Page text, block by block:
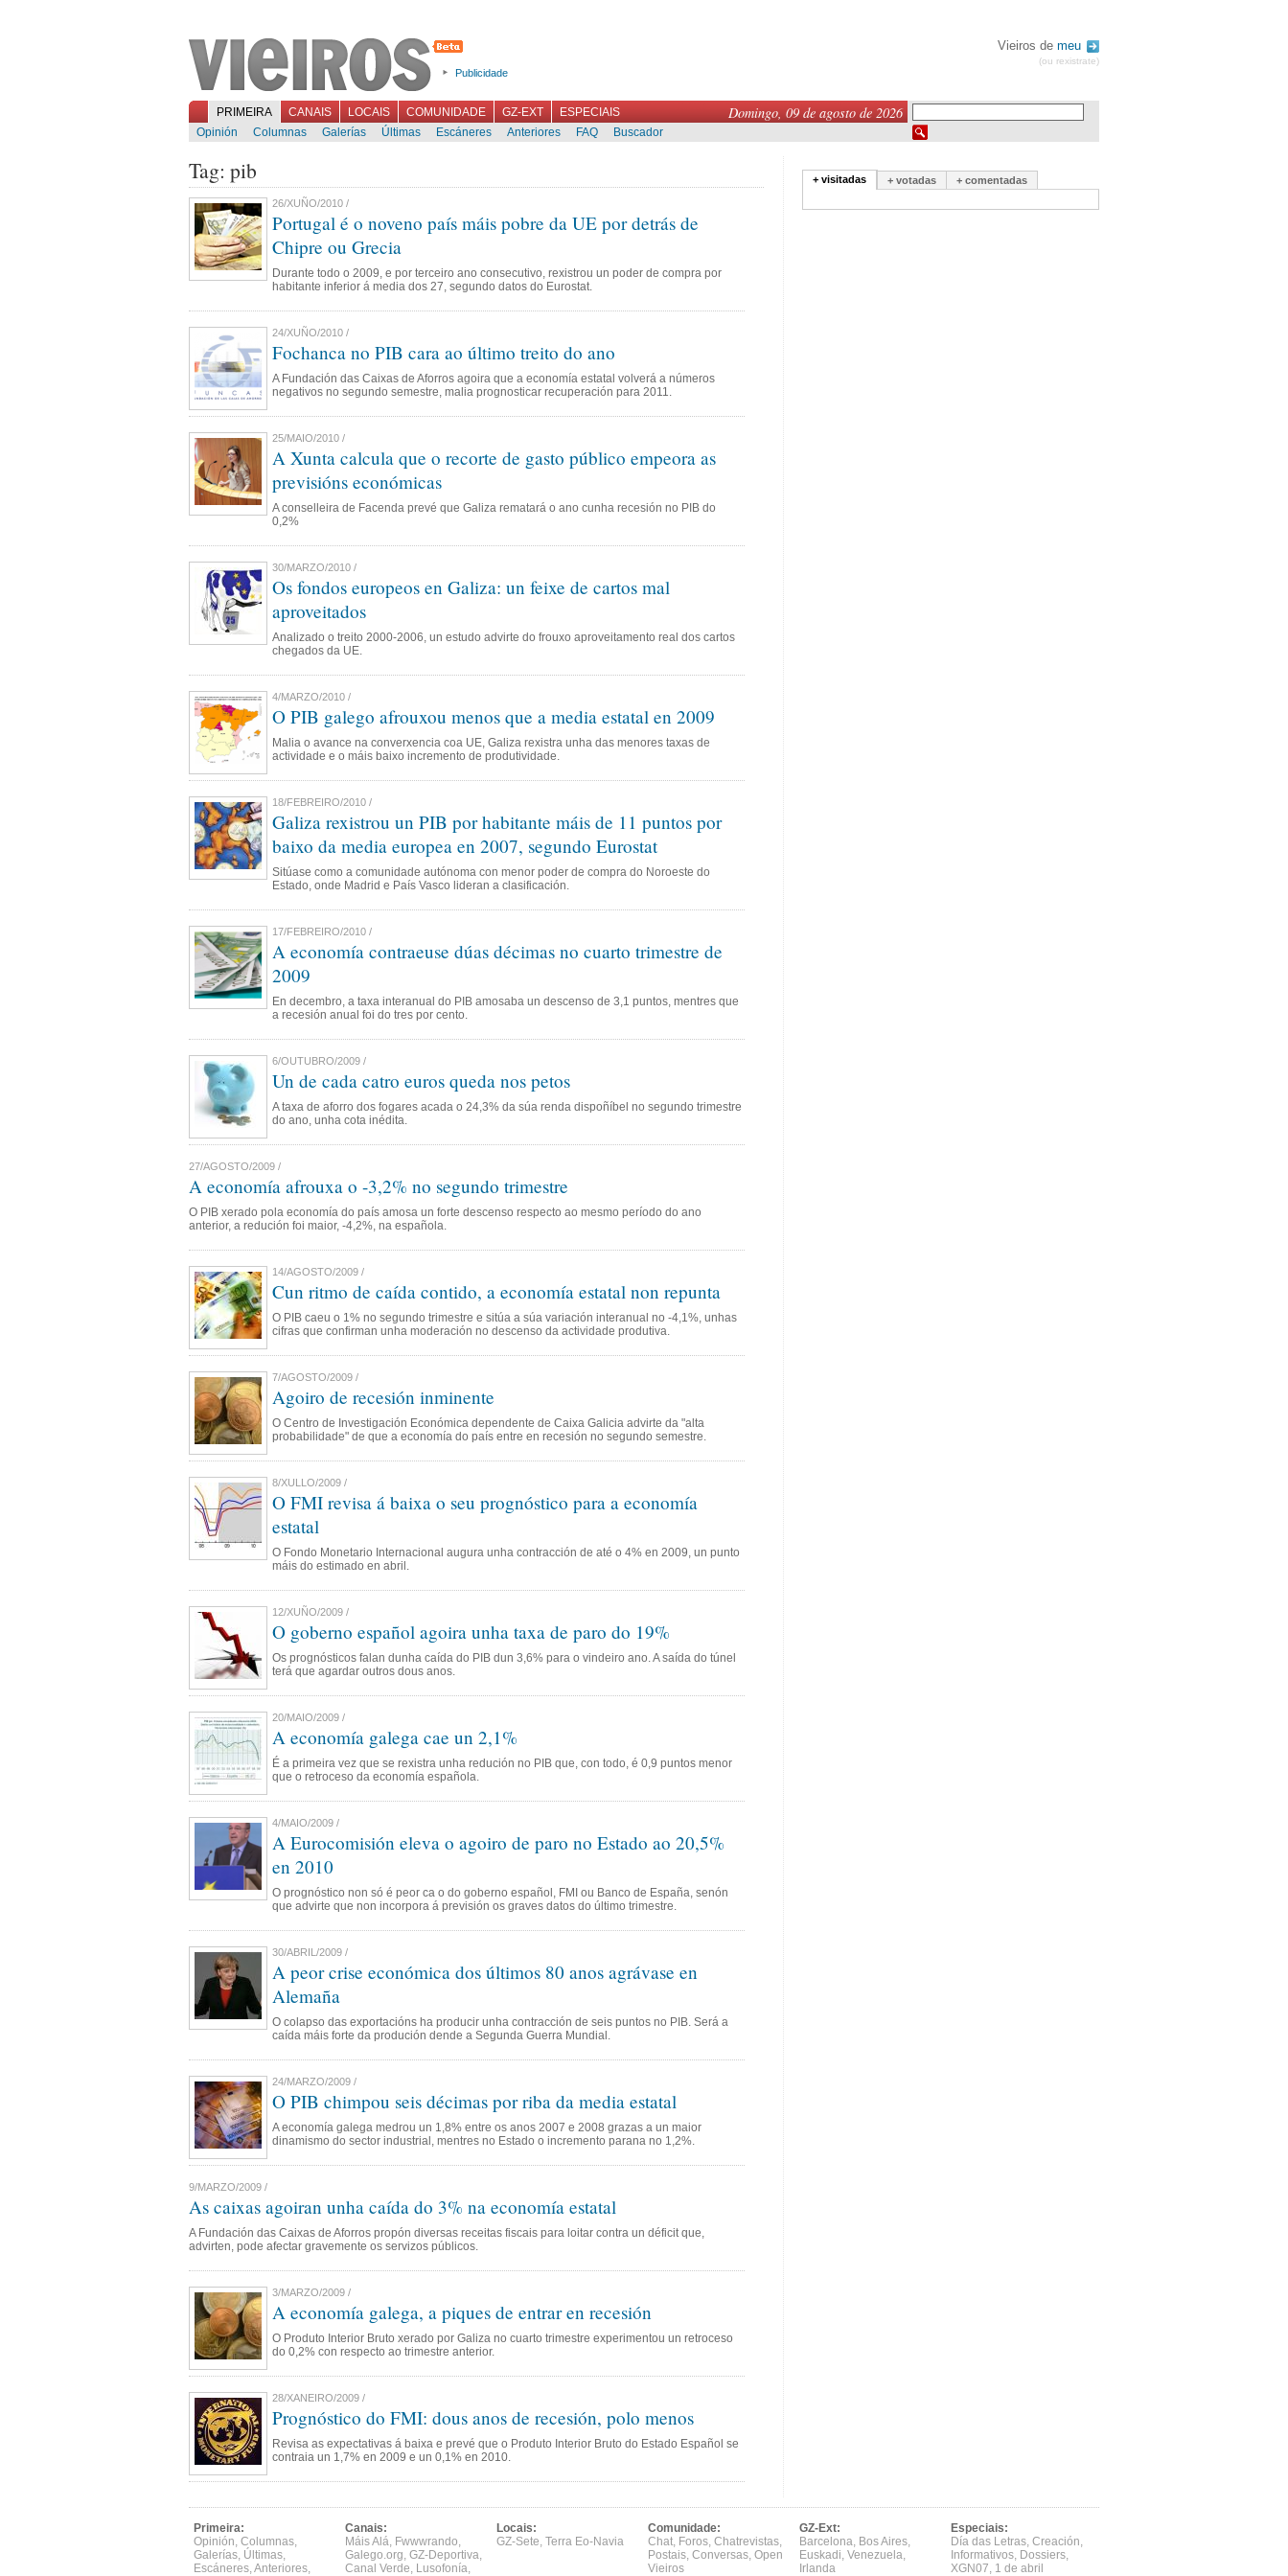
Publicidade
Vieiros de meu
(ou rexistrate)
Domingo, 09 de agosto de 2026
PRIMEIRA CANAIS LOCAIS COMUNIDADE GZ-EXT
ESPECIAIS
Opinión
Columnas Galerías Últimas Escáneres Anteriores FAQ Buscador
Tag: pib
26/XUÑO/2010 /
Portugal é o noveno país máis pobre da UE por detrás de
Chipre ou Grecia
Durante todo o 2009, e por terceiro ano consecutivo, rexistrou un poder de compra por
habitante inferior á media dos 27, segundo datos do Eurostat.
24/XUÑO/2010 /
Fochanca no PIB cara ao último treito do ano
A Fundación das Caixas de Aforros agoira que a economía estatal volverá a números
negativos no segundo semestre, malia prognosticar recuperación para 2011.
25/MAIO/2010 /
A Xunta calcula que o recorte de gasto público empeora as
previsións económicas
A conselleira de Facenda prevé que Galiza rematará o ano cunha recesión no PIB do
0,2%
30/MARZO/2010 /
Os fondos europeos en Galiza: un feixe de cartos mal
aproveitados
Analizado o treito 2000-2006, un estudo advirte do frouxo aproveitamento real dos cartos
chegados da UE.
4/MARZO/2010 /
O PIB galego afrouxou menos que a media estatal en 2009
Malia o avance na converxencia coa UE, Galiza rexistra unha das menores taxas de
actividade e o máis baixo incremento de produtividade.
18/FEBREIRO/2010 /
Galiza rexistrou un PIB por habitante máis de 11 puntos por
baixo da media europea en 2007, segundo Eurostat
Sitúase como a comunidade autónoma con menor poder de compra do Noroeste do
Estado, onde Madrid e País Vasco lideran a clasificación.
17/FEBREIRO/2010 /
A economía contraeuse dúas décimas no cuarto trimestre de
2009
En decembro, a taxa interanual do PIB amosaba un descenso de 3,1 puntos, mentres que
a recesión anual foi do tres por cento.
6/OUTUBRO/2009 /
Un de cada catro euros queda nos petos
A taxa de aforro dos fogares acada o 24,3% da súa renda dispoñíbel no segundo trimestre
do ano, unha cota inédita.
27/AGOSTO/2009 /
A economía afrouxa o -3,2% no segundo trimestre
O PIB xerado pola economía do país amosa un forte descenso respecto ao mesmo período do ano
anterior, a redución foi maior, -4,2%, na española.
14/AGOSTO/2009 /
Cun ritmo de caída contido, a economía estatal non repunta
O PIB caeu o 1% no segundo trimestre e sitúa a súa variación interanual no -4,1%, unhas
cifras que confirman unha moderación no descenso da actividade produtiva.
7/AGOSTO/2009 /
Agoiro de recesión inminente
O Centro de Investigación Económica dependente de Caixa Galicia advirte da "alta
probabilidade" de que a economía do país entre en recesión no segundo semestre.
8/XULLO/2009 /
O FMI revisa á baixa o seu prognóstico para a economía
estatal
O Fondo Monetario Internacional augura unha contracción de até o 4% en 2009, un punto
máis do estimado en abril.
12/XUÑO/2009 /
O goberno español agoira unha taxa de paro do 19%
Os prognósticos falan dunha caída do PIB dun 3,6% para o vindeiro ano. A saída do túnel
terá que agardar outros dous anos.
20/MAIO/2009 /
A economía galega cae un 2,1%
É a primeira vez que se rexistra unha redución no PIB que, con todo, é 0,9 puntos menor
que o retroceso da economía española.
4/MAIO/2009 /
A Eurocomisión eleva o agoiro de paro no Estado ao 20,5%
en 2010
O prognóstico non só é peor ca o do goberno español, FMI ou Banco de España, senón
que advirte que non incorpora á previsión os graves datos do último trimestre.
30/ABRIL/2009 /
A peor crise económica dos últimos 80 anos agrávase en
Alemaña
O colapso das exportacións ha producir unha contracción de seis puntos no PIB. Será a
caída máis forte da produción dende a Segunda Guerra Mundial.
24/MARZO/2009 /
O PIB chimpou seis décimas por riba da media estatal
A economía galega medrou un 1,8% entre os anos 2007 e 2008 grazas a un maior
dinamismo do sector industrial, mentres no Estado o incremento parana no 1,2%.
9/MARZO/2009 /
As caixas agoiran unha caída do 3% na economía estatal
A Fundación das Caixas de Aforros propón diversas receitas fiscais para loitar contra un déficit que,
advirten, pode afectar gravemente os servizos públicos.
3/MARZO/2009 /
A economía galega, a piques de entrar en recesión
O Produto Interior Bruto xerado por Galiza no cuarto trimestre experimentou un retroceso
do 0,2% con respecto ao trimestre anterior.
28/XANEIRO/2009 /
Prognóstico do FMI: dous anos de recesión, polo menos
Revisa as expectativas á baixa e prevé que o Produto Interior Bruto do Estado Español se
contraia un 1,7% en 2009 e un 0,1% en 2010.
+ visitadas + votadas + comentadas
Primeira:
Opinión, Columnas,
Galerías, Últimas,
Escáneres,Anteriores,
Canais:
Máis Alá, Fwwwrando,
Galego.org, GZ-Deportiva,
Canal Verde, Lusofonía,
Locais:
GZ-Sete, Terra Eo-Navia
Comunidade:
Chat, Foros, Chatrevistas,
Postais, Conversas, Open
Vieiros
GZ-Ext:
Barcelona, Bos Aires,
Euskadi, Venezuela,
Irlanda
Especiais:
Día das Letras, Creación,
Informativos, Dossiers,
XGN07, 1 de abril